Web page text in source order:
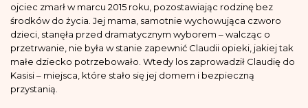
ojciec zmarł w marcu 2015 roku, pozostawiając rodzinę bez
środków do życia. Jej mama, samotnie wychowująca czworo
dzieci, stanęła przed dramatycznym wyborem – walcząc o
przetrwanie, nie była w stanie zapewnić Claudii opieki, jakiej tak
małe dziecko potrzebowało. Wtedy los zaprowadził Claudię do
Kasisi – miejsca, które stało się jej domem i bezpieczną
przystanią.